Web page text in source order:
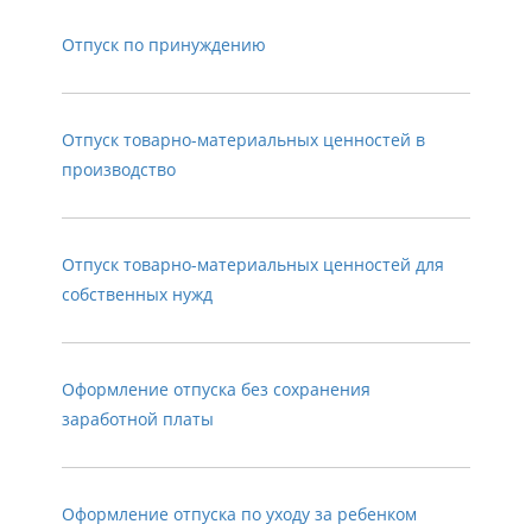
Отпуск по принуждению
Отпуск товарно-материальных ценностей в
производство
Отпуск товарно-материальных ценностей для
собственных нужд
Оформление отпуска без сохранения
заработной платы
Оформление отпуска по уходу за ребенком